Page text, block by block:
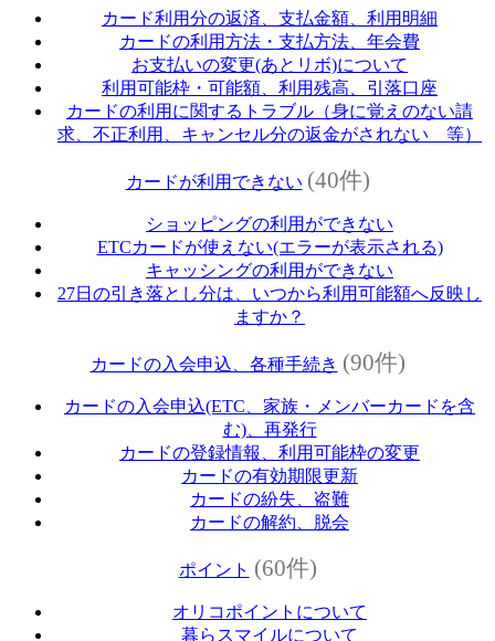
カード利用分の返済、支払金額、利用明細
カードの利用方法・支払方法、年会費
お支払いの変更(あとリボ)について
利用可能枠・可能額、利用残高、引落口座
カードの利用に関するトラブル（身に覚えのない請
求、不正利用、キャンセル分の返金がされない 等）
カードが利用できない (40件)
ショッピングの利用ができない
ETCカードが使えない(エラーが表示される)
キャッシングの利用ができない
27日の引き落とし分は、いつから利用可能額へ反映し
ますか？
カードの入会申込、各種手続き (90件)
カードの入会申込(ETC、家族・メンバーカードを含
む)、再発行
カードの登録情報、利用可能枠の変更
カードの有効期限更新
カードの紛失、盗難
カードの解約、脱会
ポイント (60件)
オリコポイントについて
暮らスマイルについて